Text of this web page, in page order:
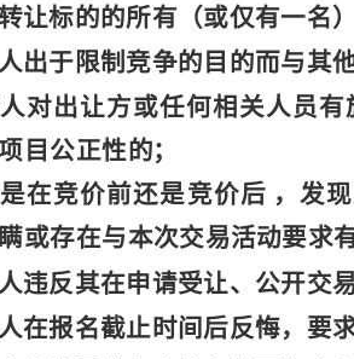
让标的的所有（或仅有一名
出于限制竞争的目的而与其
对出让方或任何相关人员有
目公正性 的；
在竞价前还是竞价后 ，发
或存在与本次交易活动要求
违反其在申请受让、公开交
在报名截止时间后反悔，要